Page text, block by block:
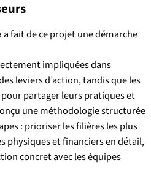
a fait de ce projet une démarche
impliquées dans
leviers d’action, tandis que les
partager leurs pratiques et
une méthodologie structurée
: prioriser les filières les plus
physiques et financiers en détail,
concret avec les équipes